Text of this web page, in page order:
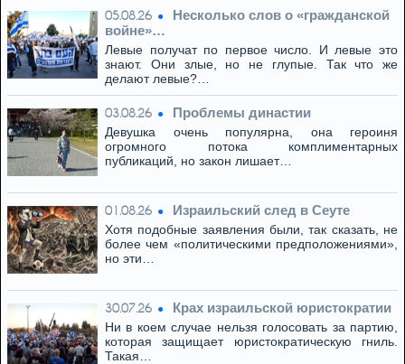
05.08.26
Несколько слов о «гражданской
войне»…
Левые получат по первое число. И левые это
знают. Они злые, но не глупые. Так что же
делают левые?…
03.08.26 Проблемы династии
Девушка очень популярна, она героиня
огромного потока комплиментарных
публикаций, но закон лишает…
01.08.26 Израильский след в Сеуте
Хотя подобные заявления были, так сказать, не
более чем «политическими предположениями»,
но эти…
30.07.26 Крах израильской юристократии
Ни в коем случае нельзя голосовать за партию,
которая защищает юристократическую гниль.
Такая…